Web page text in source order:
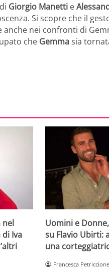
Giorgio Manetti e
Si scopre che il
nei confronti di
che Gemmasia
nel
di Iva
Uomini e
su Flavio Ubirti:
una
Francesca Petriccione